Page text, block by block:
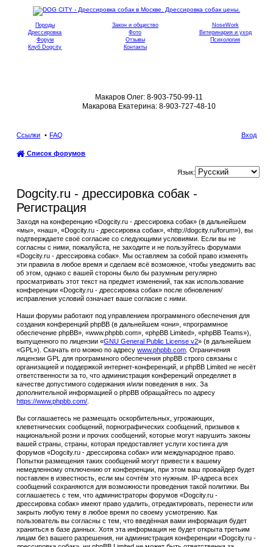
Породы Закон и общество
NoseWork
Дрессировка
Фото
Ветеринария и уход
Форум
Отзывы
Психология
Клуб Dogcity
Контакты
Макаров Олег: 8-903-750-99-11
Макарова Екатерина: 8-903-727-48-10
Ссылки FAQ Вход
Список форумов
ои
Язык:
Dogcity.ru - дрессировка собак -
Регистрация
Заходя на конференцию «Dogcity.ru - дрессировка собак» (в дальнейшем
«мы», «наш», «Dogcity.ru - дрессировка собак», «http://dogcity.ru/forum»), вы
подтверждаете своё согласие со следующими условиями. Если вы не
согласны с ними, пожалуйста, не заходите и не пользуйтесь форумами
«Dogcity.ru - дрессировка собак». Мы оставляем за собой право изменять
эти правила в любое время и сделаем всё возможное, чтобы уведомить вас
об этом, однако с вашей стороны было бы разумным регулярно
просматривать этот текст на предмет изменений, так как использование
конференции «Dogcity.ru - дрессировка собак» после обновления/
исправления условий означает ваше согласие с ними.
Наши форумы работают под управлением программного обеспечения для
создания конференций phpBB (в дальнейшем «они», «программное
обеспечение phpBB», «www.phpbb.com», «phpBB Limited», «phpBB Teams»),
выпущенного по лицензии «GNU General Public License v2» (в дальнейшем
«GPL»). Скачать его можно по адресуwww.phpbb.com . Ограничения
лицензии GPL для программного обеспечения phpBB строго связаны с
организацией и поддержкой интернет-конференций, и phpBB Limited не несёт
ответственности за то, что администрация конференций определяет в
качестве допустимого содержания и/или поведения в них. За
дополнительной информацией о phpBB обращайтесь по адресу
https://www.phpbb.com/
Вы соглашаетесь не размещать оскорбительных, угрожающих,
клеветнических сообщений, порнографических сообщений, призывов к
национальной розни и прочих сообщений, которые могут нарушить законы
вашей страны, страны, которая предоставляет услуги хостинга для
форумов «Dogcity.ru - дрессировка собак» или международное право.
Попытки размещения таких сообщений могут привести к вашему
немедленному отключению от конференции, при этом ваш провайдер будет
поставлен в известность, если мы сочтём это нужным. IP-адреса всех
сообщений сохраняются для возможности проведения такой политики. Вы
соглашаетесь с тем, что администраторы форумов «Dogcity.ru -
дрессировка собак» имеют право удалить, отредактировать, перенести или
закрыть любую тему в любое время по своему усмотрению. Как
пользователь вы согласны с тем, что введённая вами информация будет
храниться в базе данных. Хотя эта информация не будет открыта третьим
лицам без вашего разрешения, ни администрация конференции «Dogcity.ru -